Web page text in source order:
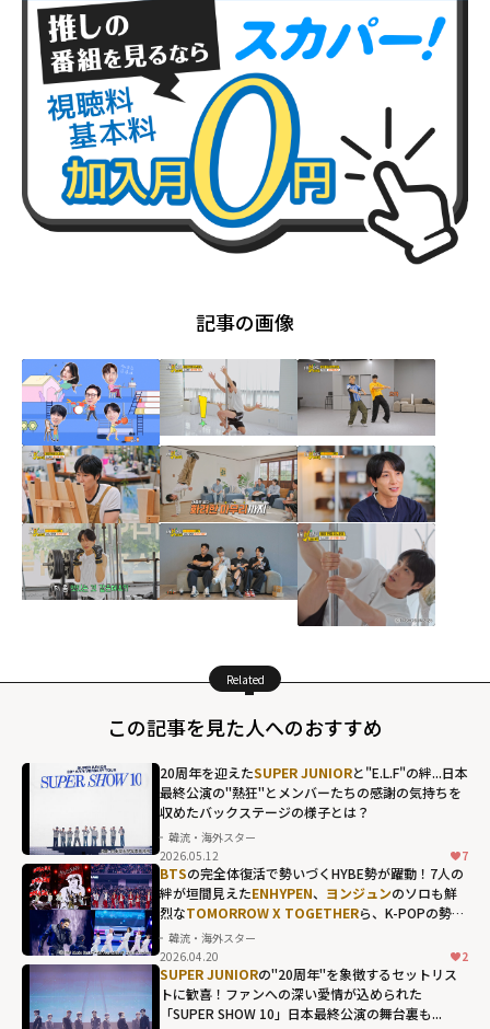
記事の画像
Related
この記事を見た人へのおすすめ
20周年を迎えたSUPER JUNIORと"E.L.F"の絆...日本
最終公演の"熱狂"とメンバーたちの感謝の気持ちを
収めたバックステージの様子とは？
韓流・海外スター
2026.05.12
7
BTSの完全体復活で勢いづくHYBE勢が躍動！7人の
絆が垣間見えたENHYPEN、 ヨンジュンのソロも鮮
烈なTOMORROW X TOGETHERら、K-POPの勢い
を象徴する"国立競技場"の熱狂
韓流・海外スター
2026.04.20
2
SUPER JUNIORの"20周年"を象徴するセットリス
トに歓喜！ファンへの深い愛情が込められた
「SUPER SHOW 10」日本最終公演の舞台裏も...